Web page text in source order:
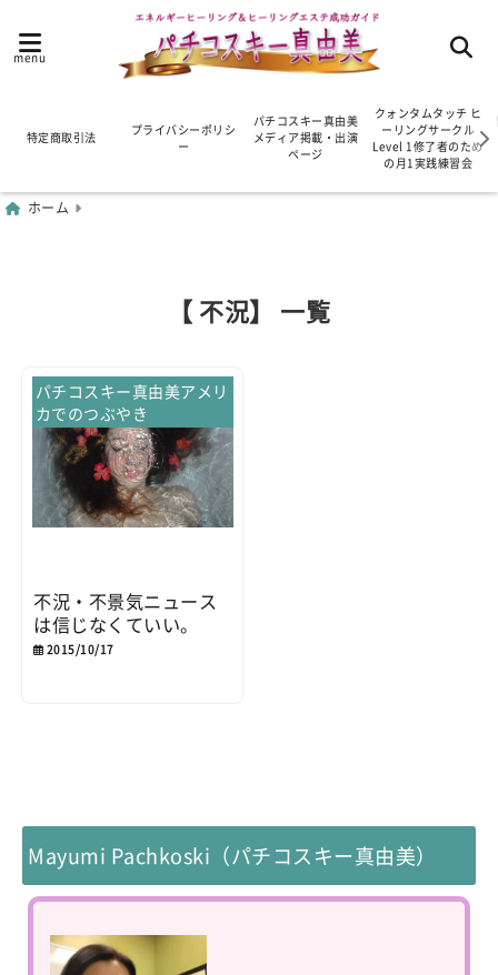
menu
特定商取引法
プライバシーポリシ
ー
パチコスキー真由美
メディア掲載・出演
ページ
クォンタムタッチ ヒ
ーリングサークル
Level 1修了者のため
の月1実践練習会
ホーム
【 不況】 一覧
パチコスキー真由美アメリ
カでのつぶやき
不況・不景気ニュース
は信じなくていい。
2015/10/17
Mayumi Pachkoski（パチコスキー真由美）